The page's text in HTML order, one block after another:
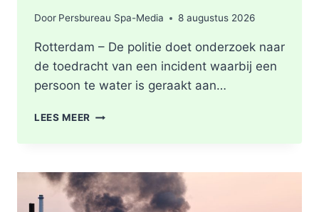
Door Persbureau Spa-Media 8 augustus 2026
Rotterdam – De politie doet onderzoek naar
de toedracht van een incident waarbij een
persoon te water is geraakt aan…
LEES MEER PERSOON
IN
WATER,
POLITIE